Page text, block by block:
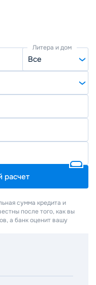
Литера и дом
Все
расчет
сумма кредита и
после того, как вы
а банк оценит вашу